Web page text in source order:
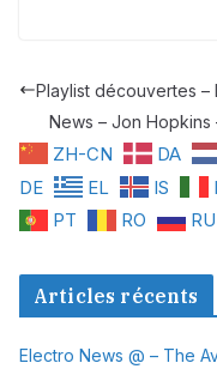
Playlist découvertes –
News – Jon
ZH-CN DA
DE
EL IS
PT
RO RU
Articles récents
Electro News @ – The